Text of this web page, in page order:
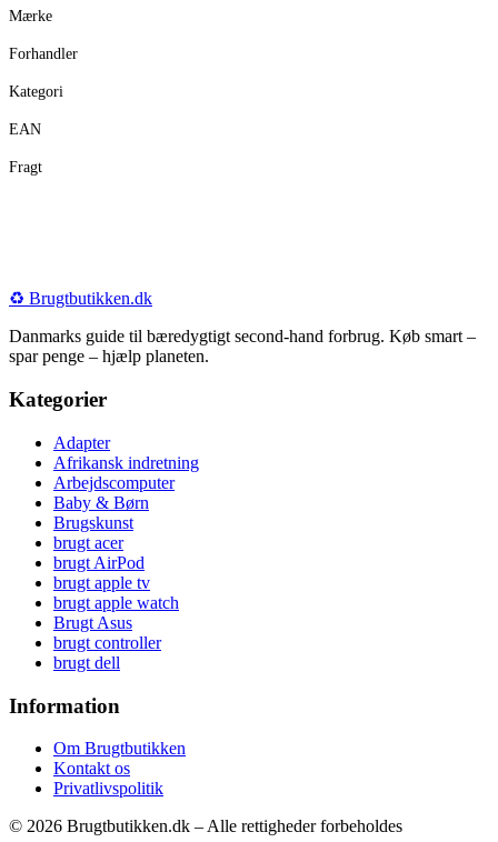
Mærke
Forhandler
Kategori
EAN
Fragt
♻️ Brugtbutikken.dk
Danmarks guide til bæredygtigt second-hand forbrug. Køb smart –
spar penge – hjælp planeten.
Kategorier
Adapter
Afrikansk indretning
Arbejdscomputer
Baby & Børn
Brugskunst
brugt acer
brugt AirPod
brugt apple tv
brugt apple watch
Brugt Asus
brugt controller
brugt dell
Information
Om Brugtbutikken
Kontakt os
Privatlivspolitik
© 2026 Brugtbutikken.dk – Alle rettigheder forbeholdes